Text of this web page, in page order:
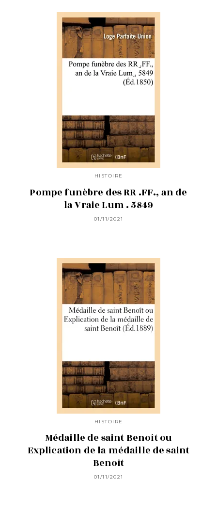
HISTOIRE
Pompe funèbre des RR .FF., an de
la Vraie Lum . 5849
01/11/2021
HISTOIRE
Médaille de saint Benoît ou
Explication de la médaille de saint
Benoît
01/11/2021